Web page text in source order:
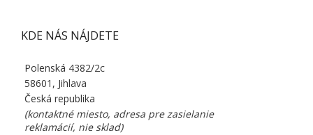
KDE NÁS NÁJDETE
Polenská 4382/2c
58601, Jihlava
Česká republika
(kontaktné miesto, adresa pre zasielanie
reklamácií, nie sklad)